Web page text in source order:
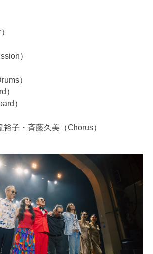
）
）
）
）
子・斉藤久美（Chorus）